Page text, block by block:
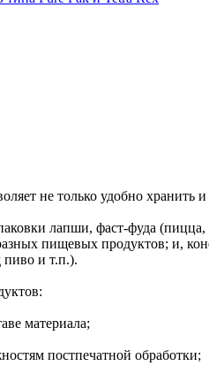
не только удобно хранить
лапши, фаст-фуда
пищевых продуктов; и,
пиво и т.п.).
материала;
постпечатной обработки;